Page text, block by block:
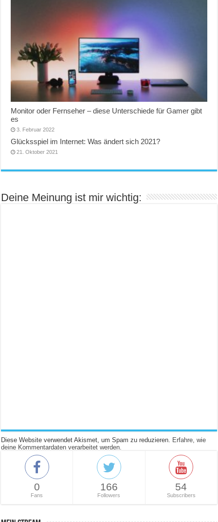
Monitor oder Fernseher – diese Unterschiede für Gamer gibt
es
3. Februar 2022
Glücksspiel im Internet: Was ändert sich 2021?
21. Oktober 2021
Deine Meinung ist mir wichtig:
Diese Website verwendet Akismet, um Spam zu reduzieren. Erfahre, wie
deine Kommentardaten verarbeitet werden.
0
Fans
166
Followers
54
Subscribers